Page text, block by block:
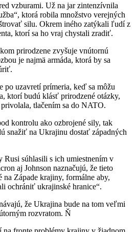
vzburami. Už na jar zintenzívnila
ktorá robila množstvo verejných
silu. Okrem iného zatýkali ľudí z
ktorí sa ho vraj chystali zradiť.
prirodzene zvyšuje vnútornú
je najmä armáda, ktorá by sa
po uzavretí prímeria, keď sa môžu
ktorí budú klásť prirodzené otázky,
tlačením sa do NATO.
kontrolu ako ozbrojené sily, tak
snažiť na Ukrajinu dostať západných
Rusi súhlasili s ich umiestnením v
aj Johnson naznačujú, že tieto
Západe krajiny, formálne aby,
ochrániť ukrajinské hranice“.
že Ukrajina bude na tom veľmi
rozvratom. Ň